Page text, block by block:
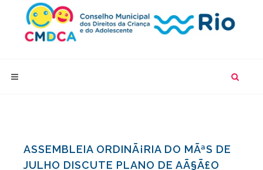
ASSEMBLEIA ORDINÃ¡RIA DO MÃªS DE
JULHO DISCUTE PLANO DE AÃ§Ã£O